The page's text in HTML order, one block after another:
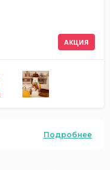
АКЦИЯ
Подробнее